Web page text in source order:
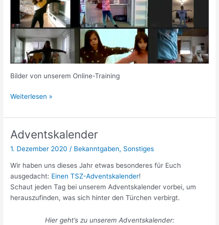
Bilder von unserem Online-Training
Online
Weiterlesen »
Adventskalender
1. Dezember 2020 / Bekanntgaben, Sonstiges
Wir haben uns dieses Jahr etwas besonderes für Euch
ausgedacht: Einen TSZ-Adventskalender!
Schaut jeden Tag bei unserem Adventskalender vorbei, um
herauszufinden, was sich hinter den Türchen verbirgt.
Hier geht’s zu unserem Adventskalender: